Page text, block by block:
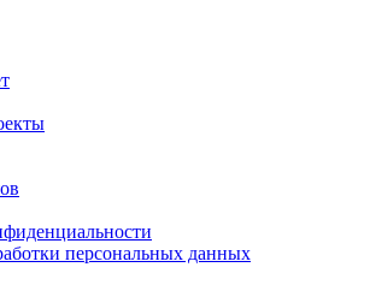
персональных данных